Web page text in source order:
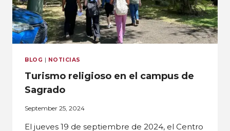
BLOG | NOTICIAS
Turismo religioso en el campus de
Sagrado
September 25, 2024
El jueves 19 de septiembre de 2024, el Centro